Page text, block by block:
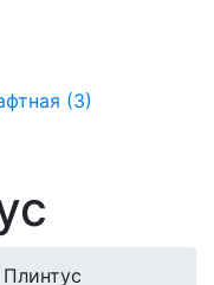
(3)
Плинтус